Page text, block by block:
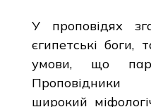
У проповідях
єгипетські боги,
умови, що
Проповідники
широкий